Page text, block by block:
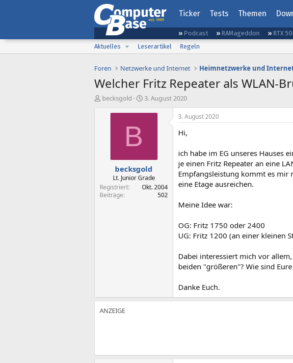
Ticker Tests Themen
Podcast RAMageddon RTX
Aktuelles
Leserartikel Regeln
Foren Netzwerke und Internet Heimnetzwerke und
Welcher Fritz Repeater als WLAN-
E
becksgold
E
s
t
a
m
3. August 2020
B
becksgold
Lt. Junior Grade
Registriert
Okt. 2004
Beiträge
502
3. August 2020
Hi,
ich habe im EG unseres Hauses
je einen Fritz Repeater an eine
Empfangsleistung kommt es mir
eine Etage ausreichen.
Meine Idee war:
OG: Fritz 1750 oder 2400
UG: Fritz 1200 (an einer kleinen
Dabei interessiert mich vor
beiden "größeren"? Wie sind
Danke Euch.